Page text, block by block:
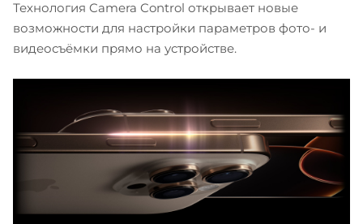
Технология Camera Control открывает новые
возможности для настройки параметров фото- и
видеосъёмки прямо на устройстве.